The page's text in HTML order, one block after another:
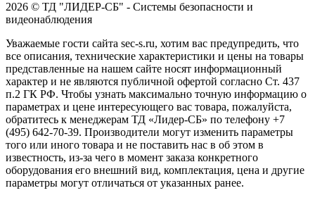
2026 © ТД "ЛИДЕР-СБ" - Системы безопасности и
видеонаблюдения
Уважаемые гости сайта sec-s.ru, хотим вас предупредить, что
все описания, технические характеристики и цены на товары
представленные на нашем сайте носят информационный
характер и не являются публичной офертой согласно Ст. 437
п.2 ГК РФ. Чтобы узнать максимально точную информацию о
параметрах и цене интересующего вас товара, пожалуйста,
обратитесь к менеджерам ТД «Лидер-СБ» по телефону +7
(495) 642-70-39. Производители могут изменить параметры
того или иного товара и не поставить нас в об этом в
известность, из-за чего в момент заказа конкретного
оборудования его внешний вид, комплектация, цена и другие
параметры могут отличаться от указанных ранее.